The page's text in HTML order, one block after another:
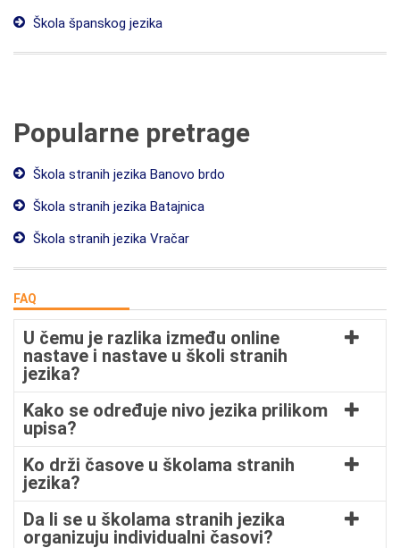
Škola španskog jezika
Popularne pretrage
Škola stranih jezika Banovo brdo
Škola stranih jezika Batajnica
Škola stranih jezika Vračar
FAQ
U čemu je razlika između online
nastave i nastave u školi stranih
jezika?
Kako se određuje nivo jezika prilikom
upisa?
Ko drži časove u školama stranih
jezika?
Da li se u školama stranih jezika
organizuju individualni časovi?